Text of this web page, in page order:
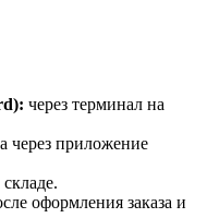
через терминал на
через приложение
оформления заказа и